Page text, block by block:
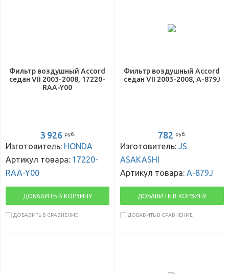
Фильтр воздушный Accord
седан VII 2003-2008, 17220-
RAA-Y00
3 926 руб.
Изготовитель: HONDA
Артикул товара: 17220-
RAA-Y00
ДОБАВИТЬ В КОРЗИНУ
ДОБАВИТЬ В СРАВНЕНИЕ
Фильтр воздушный Accord
седан VII 2003-2008, A-879J
782 руб.
Изготовитель: JS
ASAKASHI
Артикул товара: A-879J
ДОБАВИТЬ В КОРЗИНУ
ДОБАВИТЬ В СРАВНЕНИЕ